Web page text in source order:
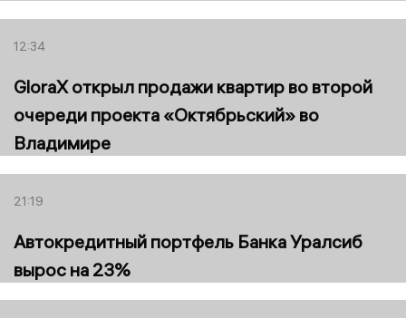
12:34
GloraX открыл продажи квартир во второй
очереди проекта «Октябрьский» во
Владимире
21:19
Автокредитный портфель Банка Уралсиб
вырос на 23%